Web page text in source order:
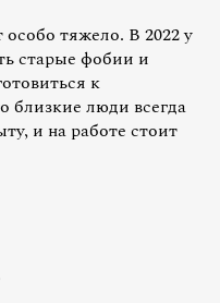
особо тяжело. В 2022 у
старые фобии и
к
близкие люди всегда
и на работе стоит